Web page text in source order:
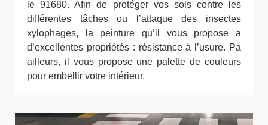
le 91680. Afin de protéger vos sols contre les
différentes tâches ou l’attaque des insectes
xylophages, la peinture qu’il vous propose a
d’excellentes propriétés : résistance à l’usure. Pa
ailleurs, il vous propose une palette de couleurs
pour embellir votre intérieur.